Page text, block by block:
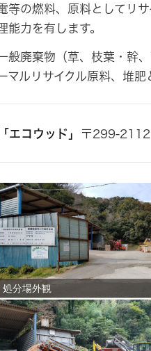
等の燃料、原料としてリ
能力を有します。
般廃棄物（草、枝葉・幹
マルリサイクル原料、堆肥
「エコウッド」 〒299-2112
処分場外観